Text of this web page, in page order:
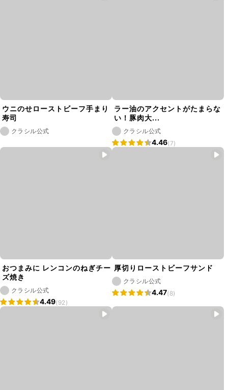
ウニのせローストビーフ手まり
寿司
クラシル公式
ラー油のアクセントがたまらな
い！豚肉大...
クラシル公式
4.46(7)
おつまみに レンコンのねぎチー
ズ焼き
クラシル公式
4.49(92)
厚切りローストビーフサンド
クラシル公式
4.47(8)